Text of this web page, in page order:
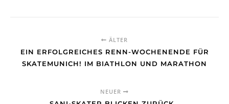
ÄLTER
EIN ERFOLGREICHES RENN-WOCHENENDE FÜR
SKATEMUNICH! IM BIATHLON UND MARATHON
NEUER